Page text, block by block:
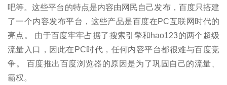
吧等。这些平台的特点是内容由网民自己发布，百度只搭建
了一个内容发布平台，这些产品是百度在PC互联网时代的
亮点。 由于百度牢牢占据了搜索引擎和hao123的两个超级
流量入口，因此在PC时代，任何内容平台都很难与百度竞
争。 百度推出百度浏览器的原因是为了巩固自己的流量、
霸权。